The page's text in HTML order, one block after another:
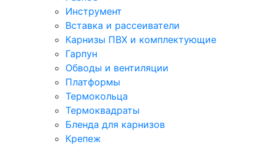
Инструмент
Вставка и рассеиватели
Карнизы ПВХ и комплектующие
Гарпун
Обводы и вентиляции
Платформы
Термокольца
Термоквадраты
Бленда для карнизов
Крепеж